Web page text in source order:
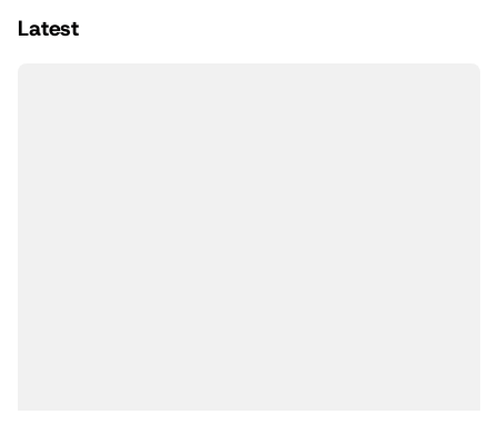
Latest